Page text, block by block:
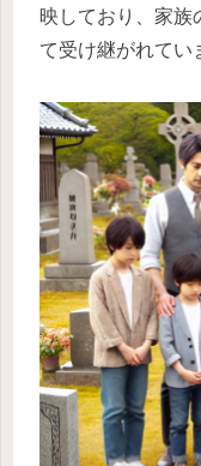
映しており、家族
て受け継がれてい